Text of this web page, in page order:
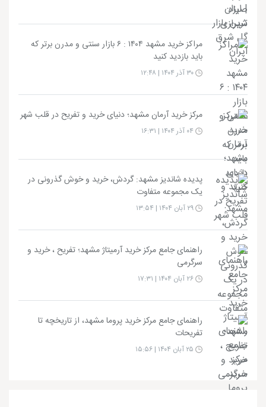
مراکز خرید مشهد ۱۴۰۴ : ۶ بازار سنتی و مدرن برتر که
باید بازدید کنید
مرکز خرید آرمان مشهد؛ دنیای خرید و تفریح در قلب شهر
پدیده شاندیز مشهد: گردش، خرید و خوش گذرونی در
یک مجموعه متفاوت
راهنمای جامع مرکز خرید آرمیتاژ مشهد؛ تفریح ، خرید و
سرگرمی
راهنمای جامع مرکز خرید پروما مشهد، از تاریخچه تا
تفریحات